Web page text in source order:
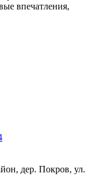
впечатления,
дер. Покров, ул.